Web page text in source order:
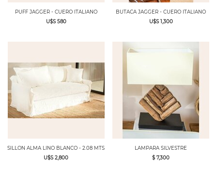
PUFF JAGGER - CUERO ITALIANO
U$S 580
BUTACA JAGGER - CUERO ITALIANO
U$S 1,300
SILLON ALMA LINO BLANCO - 2.08 MTS
U$S 2,800
LAMPARA SILVESTRE
$ 7,300